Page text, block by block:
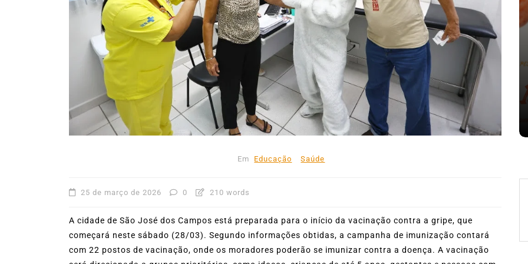
Em Educação Saúde
25 de março de 2026 0 210 words
A cidade de São José dos Campos está preparada para o início da vacinação contra a gripe, que
começará neste sábado (28/03). Segundo informações obtidas, a campanha de imunização contará
com 22 postos de vacinação, onde os moradores poderão se imunizar contra a doença. A vacinação
movimenta Ilhabela durante o
mês de agosto
5 de agosto de 2026 227 words
Boteco do Camarão
Culinária Caiçara
Cultura Caiçara
Eventos em Ilhabela
Festival do Camarão
Gastronomia
Litoral Norte Turismo
Em Expresso News
Ilhabela divulga grupos e
primeiros jogos do Campeonato
Municipal de Futebol
6 de agosto de 2026 0 478 words